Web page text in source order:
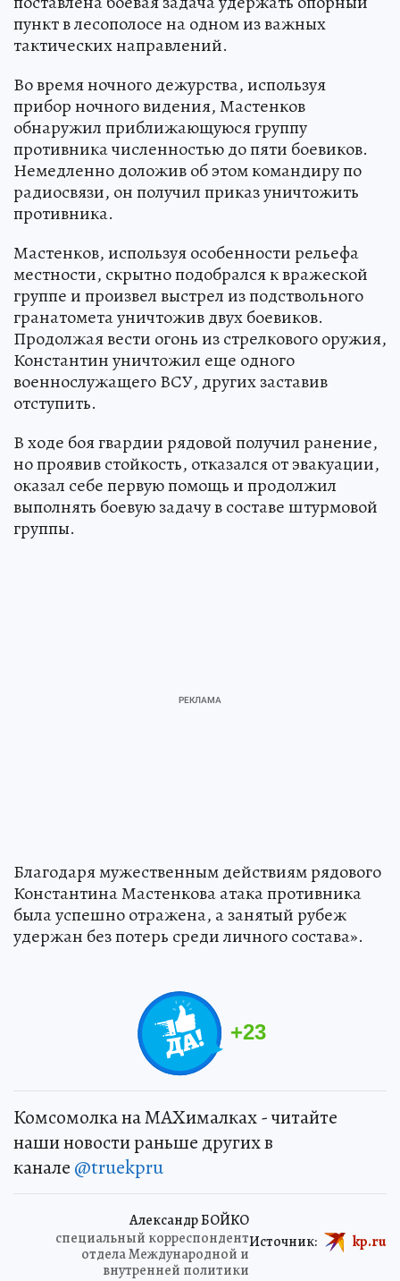
пункт в лесополосе на одном из важных
тактических направлений.
Во время ночного дежурства, используя
прибор ночного видения, Мастенков
обнаружил приближающуюся группу
противника численностью до пяти боевиков.
Немедленно доложив об этом командиру по
радиосвязи, он получил приказ уничтожить
противника.
Мастенков, используя особенности рельефа
местности, скрытно подобрался к вражеской
группе и произвел выстрел из подствольного
гранатомета уничтожив двух боевиков.
Продолжая вести огонь из стрелкового оружия,
Константин уничтожил еще одного
военнослужащего ВСУ, других заставив
отступить.
В ходе боя гвардии рядовой получил ранение,
но проявив стойкость, отказался от эвакуации,
оказал себе первую помощь и продолжил
выполнять боевую задачу в составе штурмовой
группы.
Благодаря мужественным действиям рядового
Константина Мастенкова атака противника
была успешно отражена, а занятый рубеж
удержан без потерь среди личного состава».
+23
Комсомолка на MAXималках - читайте
наши новости раньше других в
канале @truekpru
Александр БОЙКО
специальный корреспондент
отдела Международной и
внутренней политики
Источник: kp.ru